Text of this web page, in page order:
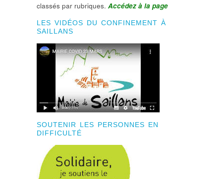
classés par rubriques. Accédez à la page
LES VIDÉOS DU CONFINEMENT À
SAILLANS
SOUTENIR LES PERSONNES EN
DIFFICULTÉ